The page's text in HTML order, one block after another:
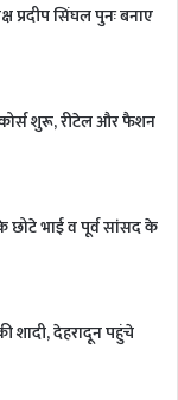
प्रदीप सिंघल पुनः बनाए
शुरू, रीटेल और फैशन
भाई व पूर्व सांसद के
शादी, देहरादून पहुंचे